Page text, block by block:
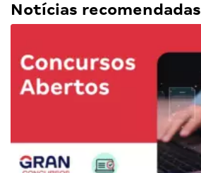
Notícias recomendadas